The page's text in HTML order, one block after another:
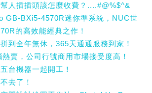
人插插頭該怎麼收費？....#@%$^&
GB-BXi5-4570R迷你準系統，NUC世
的高效能經典之作！
到全年無休，365天通通服務到家！
賣，公司行號商用市場接受度高！
台機器一起開工！
去了！